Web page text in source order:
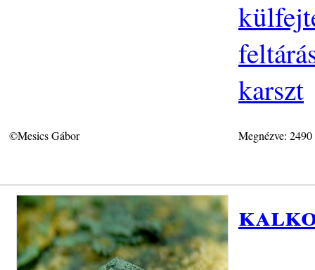
karszt
©Mesics Gábor Megnézve: